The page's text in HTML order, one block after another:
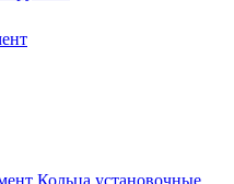
Кольца установочные